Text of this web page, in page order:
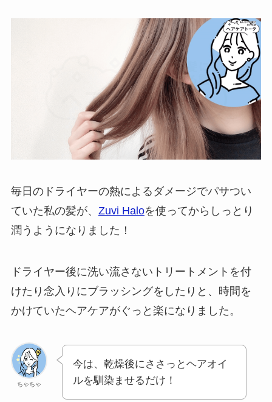
毎日のドライヤーの熱によるダメージでパサつい
ていた私の髪が、 Zuvi Haloを使ってからしっとり
潤うようになりました！
ドライヤー後に洗い流さないトリートメントを付
けたり念入りにブラッシングをしたりと、時間を
かけていたヘアケアがぐっと楽になりました。
ちゃちゃ
今は、乾燥後にささっとヘアオイ
ルを馴染ませるだけ！